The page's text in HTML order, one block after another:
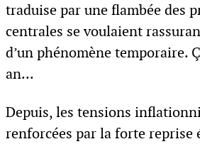
traduise par une flambée des
centrales se voulaient
d’un phénomène temporaire.
an...
Depuis, les tensions
renforcées par la forte reprise